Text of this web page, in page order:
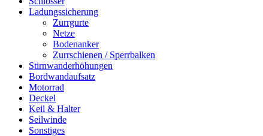
Ladungssicherung
Zurrgurte
Netze
Bodenanker
Zurrschienen / Sperrbalken
Stirnwanderhöhungen
Bordwandaufsatz
Motorrad
Deckel
Keil & Halter
Seilwinde
Sonstiges